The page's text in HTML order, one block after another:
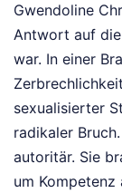
Gwendoline
Antwort auf
war. In einer
sexualisierter
radikaler
autoritär. Sie
um